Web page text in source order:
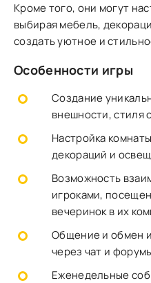
Кроме того, они могут
выбирая мебель,
создать уютное и
Особенности игры
Создание
внешности, стиля
Настройка
декораций и
Возможность
игроками,
вечеринок в их
Общение и обмен
через чат и
Еженедельные